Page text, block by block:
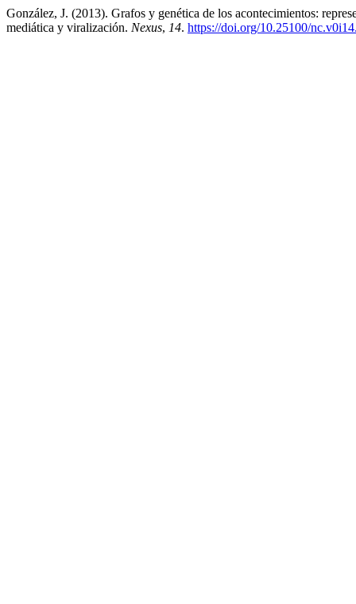
González, J. (2013). Grafos y genética de los acontecimientos:
mediática y viralización. Nexus, 14. https://doi.org/10.25100/